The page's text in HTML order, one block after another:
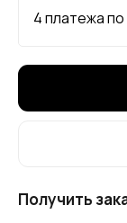
4 платежа по
Получить